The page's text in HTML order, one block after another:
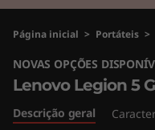
v
o
L
e
Página inicial > Portáteis >
NOVAS OPÇÕES
Lenovo Legion 5
Descrição geral